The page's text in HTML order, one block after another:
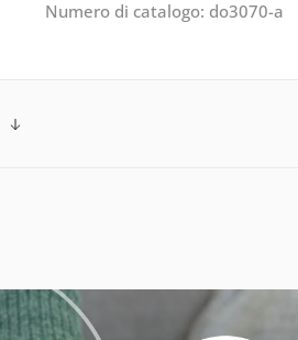
Numero di catalogo: do3070-a